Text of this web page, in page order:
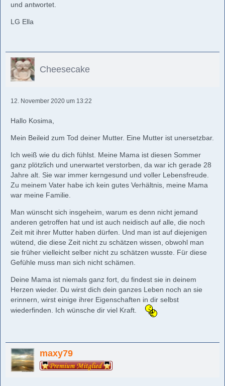
und antwortet.
LG Ella
Cheesecake
12. November 2020 um 13:22
Hallo Kosima,
Mein Beileid zum Tod deiner Mutter. Eine Mutter ist unersetzbar.
Ich weiß wie du dich fühlst. Meine Mama ist diesen Sommer
ganz plötzlich und unerwartet verstorben, da war ich gerade 28
Jahre alt. Sie war immer kerngesund und voller Lebensfreude.
Zu meinem Vater habe ich kein gutes Verhältnis, meine Mama
war meine Familie.
Man wünscht sich insgeheim, warum es denn nicht jemand
anderen getroffen hat und ist auch neidisch auf alle, die noch
Zeit mit ihrer Mutter haben dürfen. Und man ist auf diejenigen
wütend, die diese Zeit nicht zu schätzen wissen, obwohl man
sie früher vielleicht selber nicht zu schätzen wusste. Für diese
Gefühle muss man sich nicht schämen.
Deine Mama ist niemals ganz fort, du findest sie in deinem
Herzen wieder. Du wirst dich dein ganzes Leben noch an sie
erinnern, wirst einige ihrer Eigenschaften in dir selbst
wiederfinden. Ich wünsche dir viel Kraft.
maxy79